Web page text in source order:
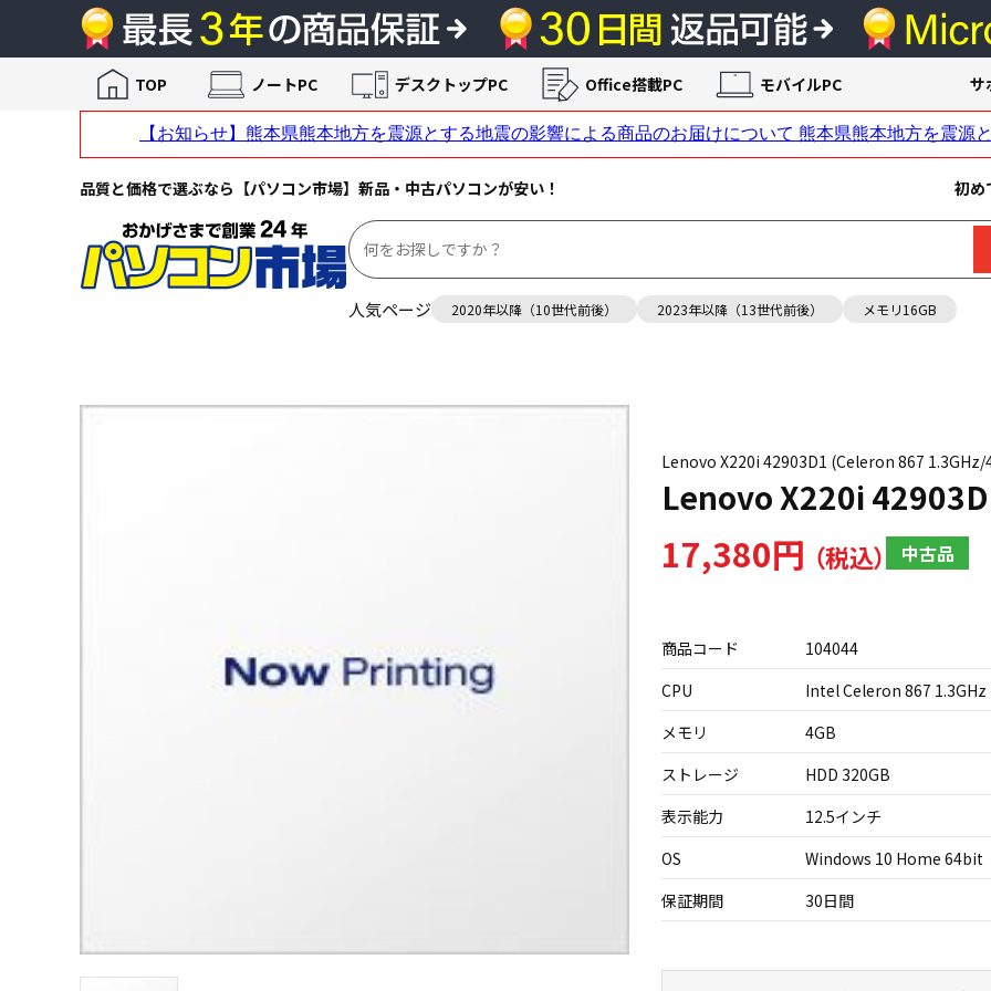
品質と価格で選ぶなら【パソコン市場】新品・中古パソコンが安い！ 初め
人気ページ 2020年以降（10世代前後） 2023年以降（13世代前後） メモリ16GB
TOP ノートPC デスクトップPC Office搭載PC モバイルPC サ
Lenovo X220i 42903D1 (Celeron 867
Lenovo X220i
17,380円 中古品
商品コード
104044
CPU
Intel Celeron 867 1.3GHz
メモリ
4GB
ストレージ
HDD 320GB
表示能力
12.5インチ
OS
Windows 10 Home 64bit
保証期間
30日間